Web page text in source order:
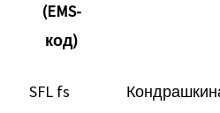
(EMS-
код)
SFL fs